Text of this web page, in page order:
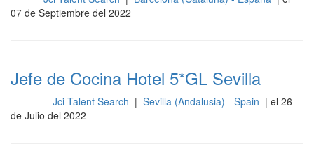
07 de Septiembre del 2022
Jefe de Cocina Hotel 5*GL Sevilla
Jci Talent Search | Sevilla (Andalusia) - Spain | el 26
de Julio del 2022